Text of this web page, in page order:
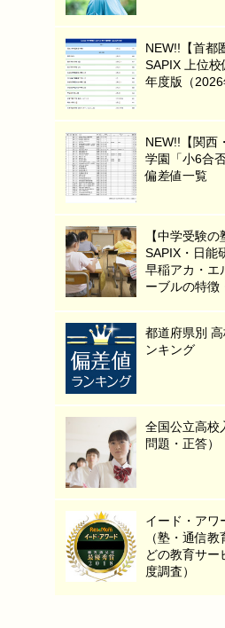
NEW!!【首都
SAPIX 上位
年度版（2026
NEW!!【関西
学園「小6合
偏差値一覧
【中学受験の
SAPIX・日能
早稲アカ・エ
ーブルの特徴
都道府県別
ンキング
全国公立高校
問題・正答）
イード・アワ
（塾・通信
どの教育サー
度調査）